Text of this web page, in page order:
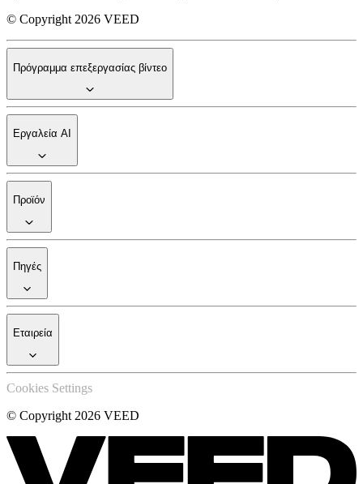
© Copyright 2026 VEED
Πρόγραμμα επεξεργασίας βίντεο
Εργαλεία AI
Προϊόν
Πηγές
Εταιρεία
Cookies Settings
© Copyright 2026 VEED